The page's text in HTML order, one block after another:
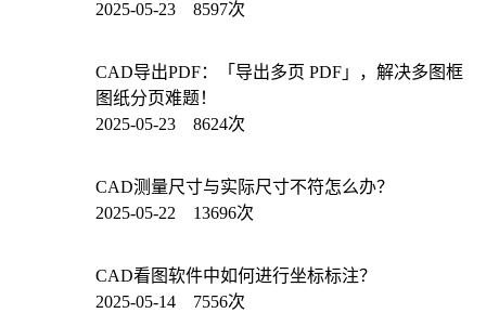
2025-05-23 8597次
CAD导出PDF：「导出多页 PDF」，解决多图框
图纸分页难题！
2025-05-23 8624次
CAD测量尺寸与实际尺寸不符怎么办？
2025-05-22 13696次
CAD看图软件中如何进行坐标标注？
2025-05-14 7556次